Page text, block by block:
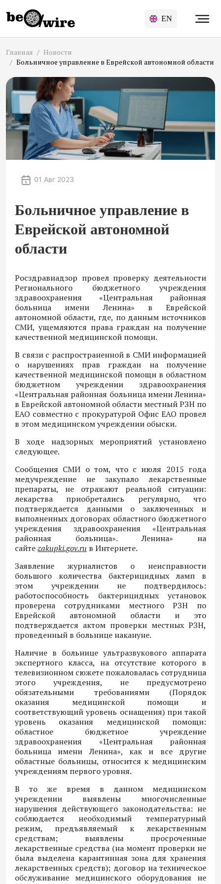
EN
Главная
Новости
Больничное управление в Еврейской автономной области
01 Авг 2023
Больничное управление в
Еврейской автономной
области
Росздравнадзор провел проверку деятельности
Регионального бюджетного учреждения
здравоохранения «Центральная районная
больница имени Ленина» в Еврейской
автономной области, где, по данным источников
СМИ, ущемляются права граждан на получение
качественной медицинской помощи.
В связи с распространенной в СМИ информацией
о нарушениях прав граждан на получение
качественной медицинской помощи в областном
бюджетном учреждении здравоохранения
«Центральная районная больница имени Ленина»
в Еврейской автономной области местный РЗН по
ЕАО совместно с прокуратурой Офис ЕАО провел
в этом медицинском учреждении обыски.
В ходе надзорных мероприятий установлено
следующее.
Сообщения СМИ о том, что с июля 2015 года
медучреждение не закупало лекарственные
препараты, не отражают реальной ситуации:
лекарства приобретались регулярно, что
подтверждается данными о заключенных и
выполненных договорах областного бюджетного
учреждения здравоохранения «Центральная
районная больница». Ленина» на
сайтеzakupki.gov.ru в Интернете.
Заявление журналистов о неисправности
большого количества бактерицидных ламп в
этом учреждении не подтвердилось:
работоспособность бактерицидных установок
проверена сотрудниками местного РЗН по
Еврейской автономной области и это
подтверждается актом проверки местных РЗН,
проведенный в больнице накануне.
Наличие в больнице ультразвукового аппарата
экспертного класса, на отсутствие которого в
телевизионном сюжете пожаловалась сотрудница
этого учреждения, не предусмотрено
обязательными требованиями (Порядок
оказания медицинской помощи и
соответствующий уровень оснащения) при такой
уровень оказания медицинской помощи:
областное бюджетное учреждение
здравоохранения «Центральная районная
больница имени Ленина», как и все другие
областные больницы, относится к медицинским
учреждениям первого уровня.
В то же время в данном медицинском
учреждении выявлены многочисленные
нарушения действующего законодательства: не
соблюдается необходимый температурный
режим, предъявляемый к лекарственным
средствам; выявлены просроченные
лекарственные средства (на момент проверки не
была выделена карантинная зона для хранения
лекарственных средств); договор на техническое
обслуживание медицинского оборудования не